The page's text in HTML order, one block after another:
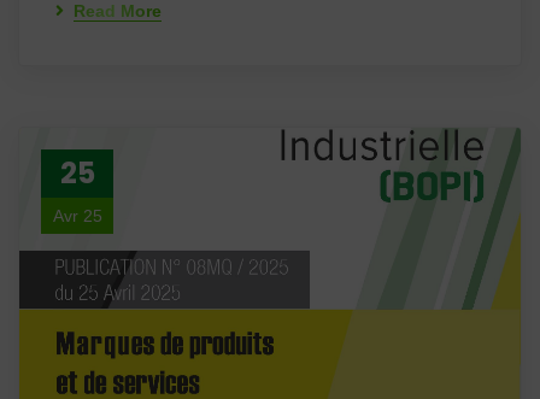
Read More
25
Avr 25